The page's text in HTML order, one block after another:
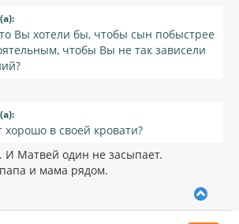
Вы хотели бы, чтобы сын побыстрее
чтобы Вы не так зависели
в своей кровати?
И Матвей один не засыпает.
и мама рядом.